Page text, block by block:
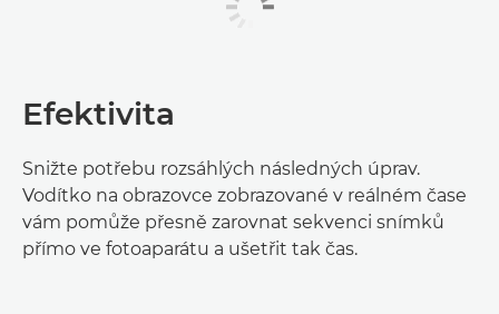
Efektivita
Snižte potřebu rozsáhlých následných úprav.
Vodítko na obrazovce zobrazované v reálném čase
vám pomůže přesně zarovnat sekvenci snímků
přímo ve fotoaparátu a ušetřit tak čas.